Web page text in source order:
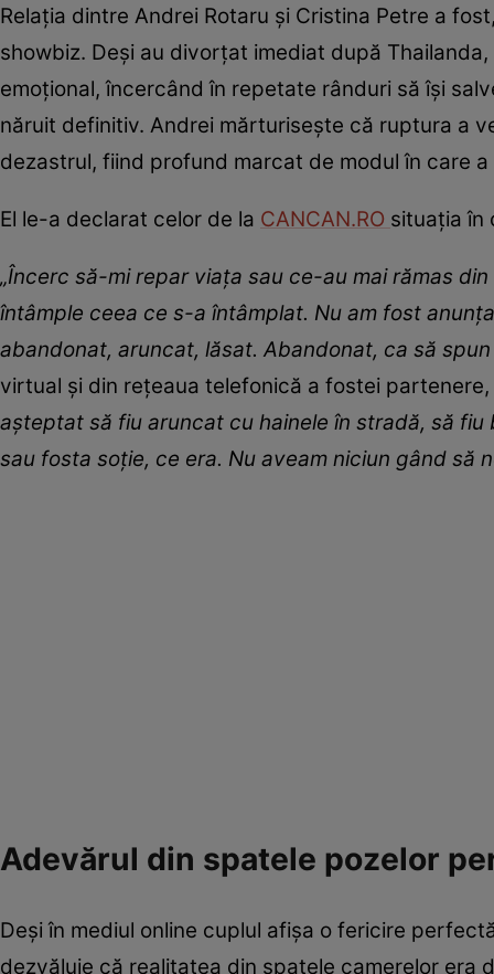
Relația dintre Andrei Rotaru și Cristina Petre a
showbiz. Deși au divorțat imediat după
emoțional, încercând în repetate rânduri să își
năruit definitiv. Andrei mărturisește că ruptura a
dezastrul, fiind profund marcat de modul în care
El le-a declarat celor de la CANCAN.RO situația în
„Încerc să-mi repar viața sau ce-au mai rămas
întâmple ceea ce s-a întâmplat. Nu am fost
abandonat, aruncat, lăsat. Abandonat, ca să
virtual și din rețeaua telefonică a fostei
așteptat să fiu aruncat cu hainele în stradă, să
sau fosta soție, ce era. Nu aveam niciun gând să
Adevărul din spatele pozelor
Deși în mediul online cuplul afișa o fericire
dezvăluie că realitatea din spatele camerelor era